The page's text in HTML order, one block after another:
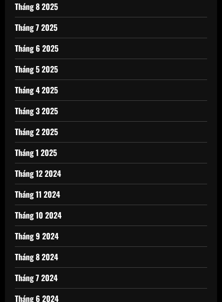
Tháng 8 2025
Tháng 7 2025
Tháng 6 2025
Tháng 5 2025
Tháng 4 2025
Tháng 3 2025
Tháng 2 2025
Tháng 1 2025
Tháng 12 2024
Tháng 11 2024
Tháng 10 2024
Tháng 9 2024
Tháng 8 2024
Tháng 7 2024
Tháng 6 2024